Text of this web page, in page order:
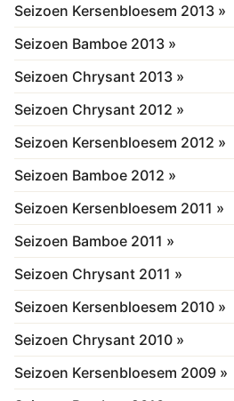
Seizoen Kersenbloesem 2013 »
Seizoen Bamboe 2013 »
Seizoen Chrysant 2013 »
Seizoen Chrysant 2012 »
Seizoen Kersenbloesem 2012 »
Seizoen Bamboe 2012 »
Seizoen Kersenbloesem 2011 »
Seizoen Bamboe 2011 »
Seizoen Chrysant 2011 »
Seizoen Kersenbloesem 2010 »
Seizoen Chrysant 2010 »
Seizoen Kersenbloesem 2009 »